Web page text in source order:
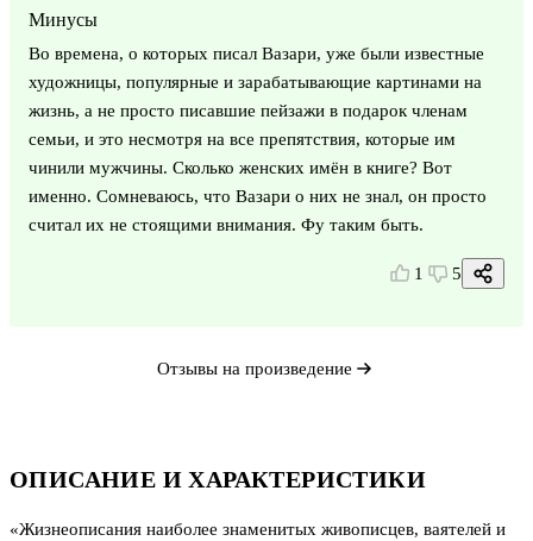
ОПИСАНИЕ И ХАРАКТЕРИСТИКИ
«Жизнеописания наиболее знаменитых живописцев, ваятелей и
Минусы
Во времена, о которых писал Вазари, уже были известные
художницы, популярные и зарабатывающие картинами на
жизнь, а не просто писавшие пейзажи в подарок членам
семьи, и это несмотря на все препятствия, которые им
чинили мужчины. Сколько женских имён в книге? Вот
именно. Сомневаюсь, что Вазари о них не знал, он просто
считал их не стоящими внимания. Фу таким быть.
1 5
Отзывы на произведение